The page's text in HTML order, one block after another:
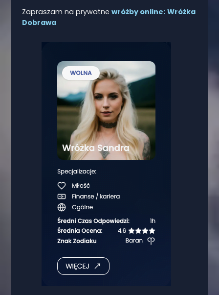
Zapraszam na prywatne wróżby online: Wróżka
Dobrawa